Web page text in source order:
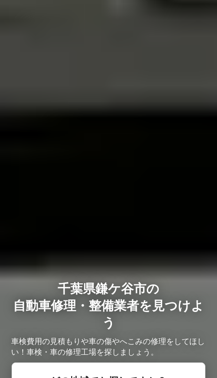
千葉県鎌ケ谷市の
自動車修理・整備業者を見つけよ
う
車検費用の見積もりや車の傷やへこみの修理をしてほし
い！車検・車の修理工場を探しましょう。